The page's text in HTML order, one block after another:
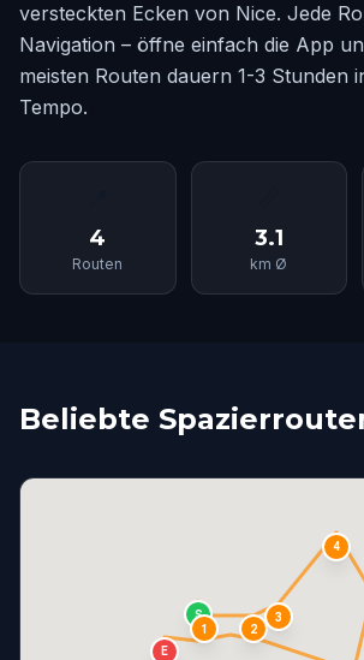
versteckten Ecken von Nice. Jede
Navigation – öffne einfach die App
meisten Routen dauern 1-3 Stunden
Tempo.
4
Routen
3.1
km Ø
Beliebte
S
1
2
3
4
E